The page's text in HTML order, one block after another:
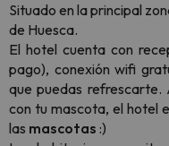
Situado en la principal
de Huesca.
El hotel cuenta con
pago), conexión wifi
que puedas refrescarte.
con tu mascota, el hotel
las mascotas :)